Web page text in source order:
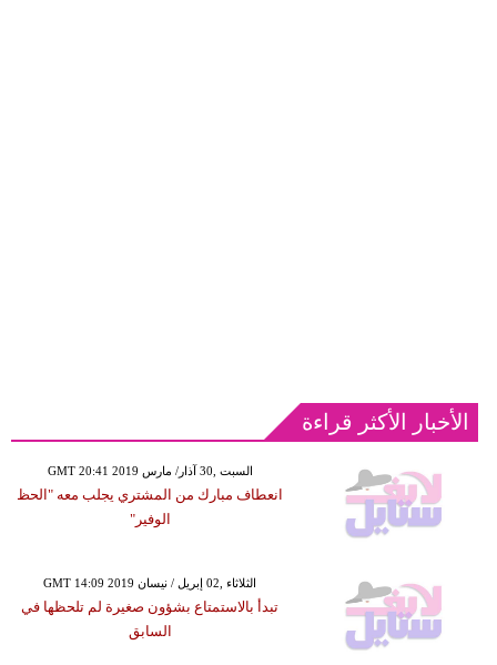
الأخبار الأكثر قراءة
GMT 20:41 2019 السبت ,30 آذار/ مارس
انعطاف مبارك من المشتري يجلب معه "الحظ
الوفير"
GMT 14:09 2019 الثلاثاء ,02 إبريل / نيسان
تبدأ بالاستمتاع بشؤون صغيرة لم تلحظها في
السابق